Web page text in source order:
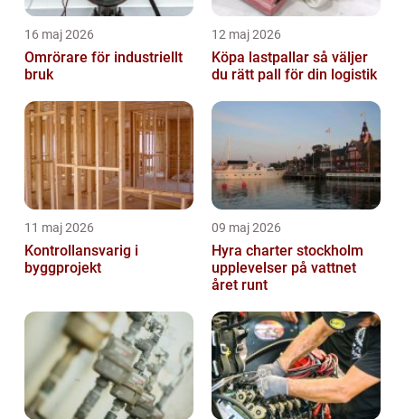
16 maj 2026
Omrörare för industriellt
bruk
12 maj 2026
Köpa lastpallar så väljer
du rätt pall för din logistik
11 maj 2026
Kontrollansvarig i
byggprojekt
09 maj 2026
Hyra charter stockholm
upplevelser på vattnet
året runt